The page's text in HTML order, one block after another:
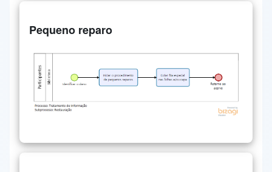
Pequeno reparo